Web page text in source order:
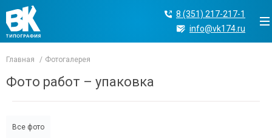
8 (351) 217-217-1
info@vk174.ru
Главная Фотогалерея
Фото работ – упаковка
Все фото